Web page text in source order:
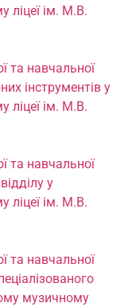
ліцеї ім. М.В.
та навчальної
інструментів у
ліцеї ім. М.В.
та навчальної
у
ліцеї ім. М.В.
та навчальної
музичному